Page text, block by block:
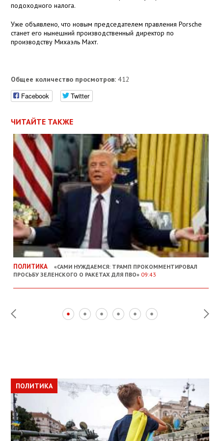
подоходного налога.
Уже объявлено, что новым председателем правления Porsche
станет его нынешний производственный директор по
производству Михаэль Махт.
Общее количество просмотров: 412
Facebook Twitter
ЧИТАЙТЕ ТАКЖЕ
ПОЛИТИКА
«САМИ НУЖДАЕМСЯ: ТРАМП ПРОКОММЕНТИРОВАЛ
ПРОСЬБУ ЗЕЛЕНСКОГО О РАКЕТАХ ДЛЯ ПВО» 09:43
ПОЛИТИКА
ПОЛИТИКА
ОБЩЕСТВО
ПОЛИТИКА
ЭКОНОМИКА